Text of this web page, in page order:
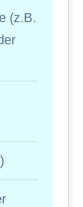
(z.B.